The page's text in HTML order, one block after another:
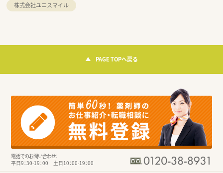
株式会社ユニスマイル
PAGE TOPへ戻る
電話でのお問い合わせ：
平日9：30-19：00 土日10：00-19：00